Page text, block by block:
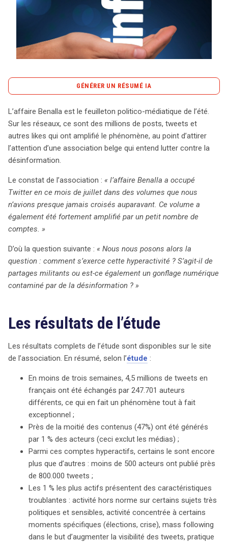
Tout sur le droit de l'innovation
CONTACT
GÉNÉRER UN RÉSUMÉ IA
L’affaire Benalla a captivé l’attention médiatique et
politique cet été, suscitant un immense flot d’activités
sur Twitter. Une étude menée par une association belge
a révélé que durant trois semaines, 4,5 millions de
utilisateurs. Notamment, 47 % de ces tweets proviennent
d’un petit groupe de 1 % d’utilisateurs, dont certains sont
soupçonnés de désinformation, avec des liens vers des
médias russes. Ces résultats soulèvent des
interrogations sur la nature de cette hyperactivité en
ligne : s’agit-il de partages militants ou d’un phénomène
de gonflage numérique ? L’étude a également tenté de
classer les utilisateurs en différentes catégories
politiques, révélant que certaines communautés sont
vérification, mais cette transparence a entraîné des
critiques virulentes et des accusations de fichage,
provoquant l’intervention de la CNIL. Ce débat met en
lumière les tensions entre la protection des données
contre la désinformation. Alors que le GDPR impose des
contraintes sur le traitement des données, des
arguments existent pour justifier l’intérêt public de cette
étude. La complexité de la situation appelle à une
réflexion approfondie sur les enjeux démocratiques, la
désinformation et le rôle des réseaux sociaux. En
somme, cette affaire soulève des questions cruciales
sur la vérité et la transparence dans l’information à
l’ère numérique.
L’affaire Benalla est le feuilleton politico-médiatique de l’été.
Sur les réseaux, ce sont des millions de posts, tweets et
autres likes qui ont amplifié le phénomène, au point d’attirer
l’attention d’une association belge qui entend lutter contre la
désinformation.
Le constat de l’association : « l’affaire Benalla a occupé
Twitter en ce mois de juillet dans des volumes que nous
n’avions presque jamais croisés auparavant. Ce volume a
également été fortement amplifié par un petit nombre de
comptes. »
D’où la question suivante : « Nous nous posons alors la
question : comment s’exerce cette hyperactivité ? S’agit-il de
partages militants ou est-ce également un gonflage numérique
contaminé par de la désinformation ? »
Les résultats de l’étude
Les résultats complets de l’étude sont disponibles sur le site
de l’association. En résumé, selon l’étude :
En moins de trois semaines, 4,5 millions de tweets en
français ont été échangés par 247.701 auteurs
différents, ce qui en fait un phénomène tout à fait
exceptionnel ;
Près de la moitié des contenus (47%) ont été générés
par 1 % des acteurs (ceci exclut les médias) ;
Parmi ces comptes hyperactifs, certains le sont encore
plus que d’autres : moins de 500 acteurs ont publié près
de 800.000 tweets ;
Les 1 % les plus actifs présentent des caractéristiques
troublantes : activité hors norme sur certains sujets très
politiques et sensibles, activité concentrée à certains
moments spécifiques (élections, crise), mass following
dans le but d’augmenter la visibilité des tweets, pratique